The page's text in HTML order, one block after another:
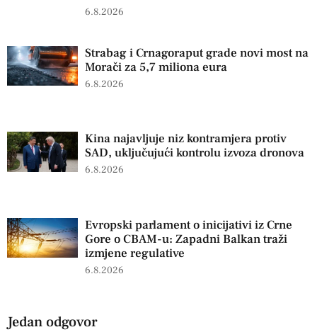
6.8.2026
Strabag i Crnagoraput grade novi most na
Morači za 5,7 miliona eura
6.8.2026
Kina najavljuje niz kontramjera protiv
SAD, uključujući kontrolu izvoza dronova
6.8.2026
Evropski parlament o inicijativi iz Crne
Gore o CBAM-u: Zapadni Balkan traži
izmjene regulative
6.8.2026
Jedan odgovor